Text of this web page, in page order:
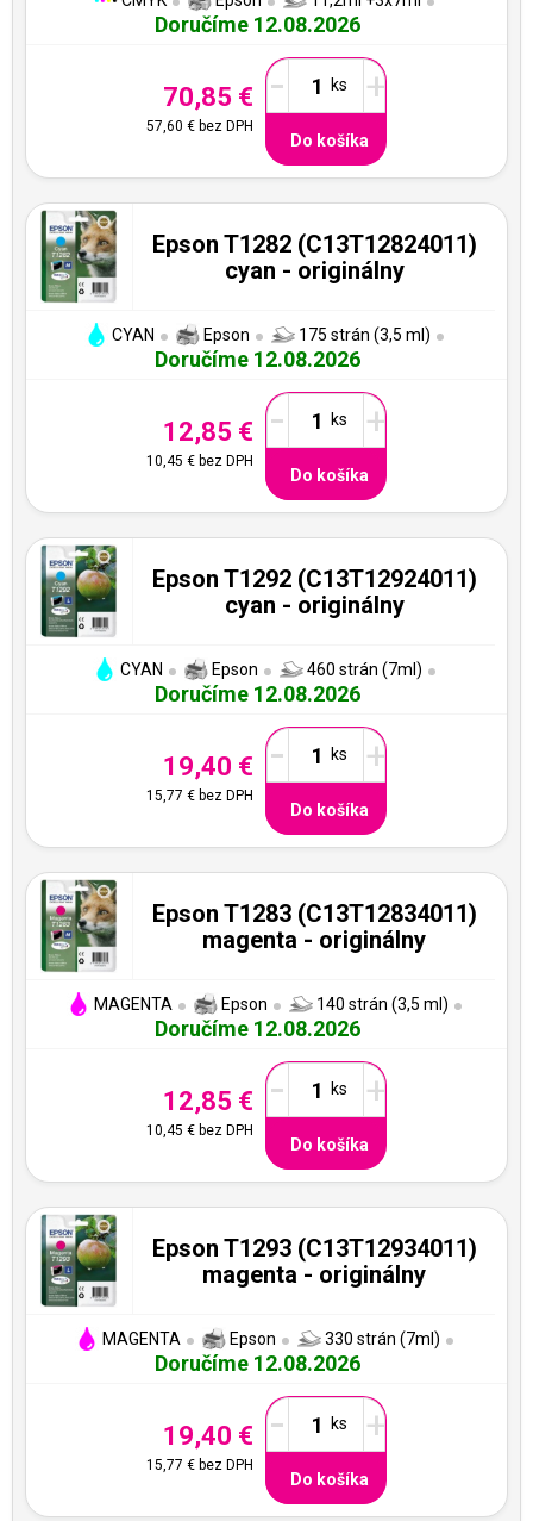
Doručíme 12.08.2026
70,85 €
57,60 € bez DPH
- +
Do košíka
Epson T1282 (C13T12824011)
cyan - originálny
CYAN Epson 175 strán (3,5 ml)
Doručíme 12.08.2026
12,85 €
10,45 € bez DPH
- +
Do košíka
Epson T1292 (C13T12924011)
cyan - originálny
CYAN Epson 460 strán (7ml)
Doručíme 12.08.2026
19,40 €
15,77 € bez DPH
- +
Do košíka
Epson T1283 (C13T12834011)
magenta - originálny
MAGENTA Epson 140 strán (3,5 ml)
Doručíme 12.08.2026
12,85 €
10,45 € bez DPH
- +
Do košíka
Epson T1293 (C13T12934011)
magenta - originálny
MAGENTA Epson 330 strán (7ml)
Doručíme 12.08.2026
19,40 €
15,77 € bez DPH
- +
Do košíka